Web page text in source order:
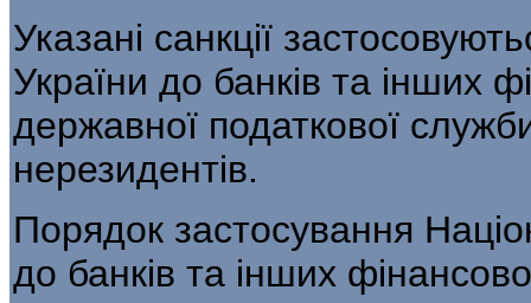
Указані санкції
України до банків та інших
державної податкової
нерезидентів.
Порядок застосування
до банків та інших